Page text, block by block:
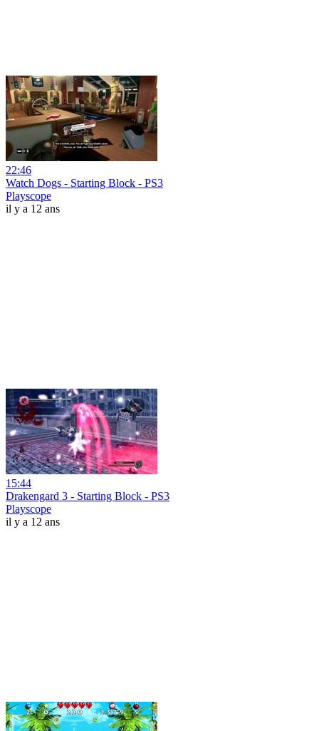
22:46
Watch Dogs - Starting Block - PS3
Playscope
il y a 12 ans
15:44
Drakengard 3 - Starting Block - PS3
Playscope
il y a 12 ans